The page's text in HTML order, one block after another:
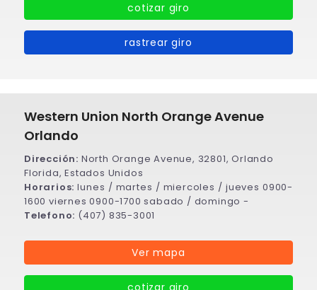
cotizar giro
rastrear giro
Western Union North Orange Avenue
Orlando
Dirección: North Orange Avenue, 32801, Orlando
Florida, Estados Unidos
Horarios:lunes / martes / miercoles / jueves 0900-
1600 viernes 0900-1700 sabado / domingo -
Telefono: (407) 835-3001
Ver mapa
cotizar giro